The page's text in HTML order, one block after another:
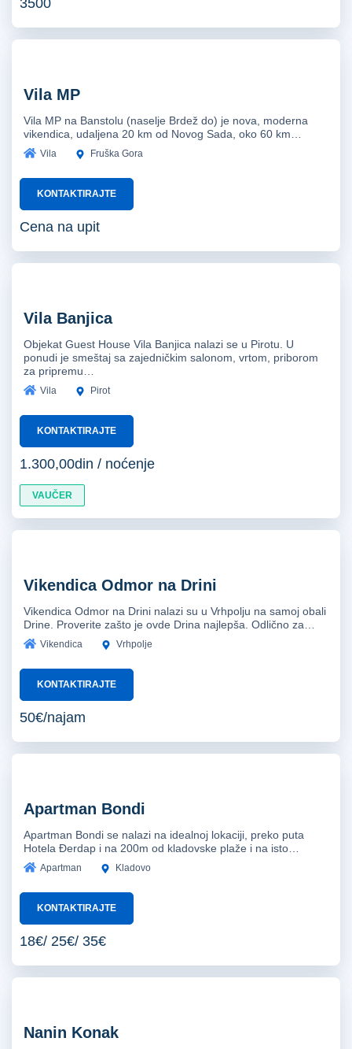
Vila MP
Vila MP na Banstolu (naselje Brdež do) je nova, moderna
vikendica, udaljena 20 km od Novog Sada, oko 60 km…
Vila Fruška Gora
KONTAKTIRAJTE
Cena na upit
Vila Banjica
Objekat Guest House Vila Banjica nalazi se u Pirotu. U
ponudi je smeštaj sa zajedničkim salonom, vrtom, priborom
za pripremu…
Vila Pirot
KONTAKTIRAJTE
1.300,00din / noćenje
VAUČER
Vikendica Odmor na Drini
Vikendica Odmor na Drini nalazi su u Vrhpolju na samoj obali
Drine. Proverite zašto je ovde Drina najlepša. Odlično za…
Vikendica Vrhpolje
KONTAKTIRAJTE
50€/najam
Apartman Bondi
Apartman Bondi se nalazi na idealnoj lokaciji, preko puta
Hotela Đerdap i na 200m od kladovske plaže i na isto…
Apartman Kladovo
KONTAKTIRAJTE
18€/ 25€/ 35€
Nanin Konak